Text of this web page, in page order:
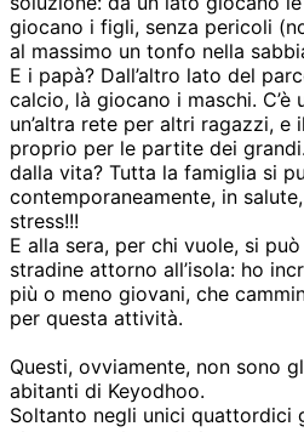
giocano i figli, senza pericoli
al massimo un tonfo nella
E i papà? Dall’altro lato del
calcio, là giocano i maschi.
un’altra rete per altri ragazzi,
proprio per le partite dei
dalla vita? Tutta la famiglia si
contemporaneamente, in
stress!!!
E alla sera, per chi vuole, si
stradine attorno all’isola: ho
più o meno giovani, che
per questa attività.
Questi, ovviamente, non sono
abitanti di Keyodhoo.
Soltanto negli unici quattordici